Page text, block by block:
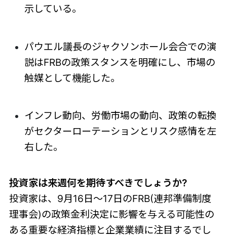
示している。
パウエル議長のジャクソンホール会合での演
説はFRBの政策スタンスを明確にし、市場の
触媒として機能した。
インフレ動向、労働市場の動向、政策の転換
がセクターローテーションとリスク感情を左
右した。
投資家は来週何を期待すべきでしょうか?
投資家は、9月16日～17日のFRB(連邦準備制度
理事会)の政策金利決定に影響を与える可能性の
ある重要な経済指標と企業業績に注目するでし